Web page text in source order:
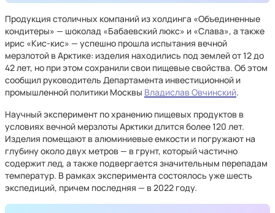
Продукция столичных компаний из холдинга «Объединенные
кондитеры» — шоколад «Бабаевский люкс» и «Слава», а также
ирис «Кис-кис» — успешно прошла испытания вечной
мерзлотой в Арктике: изделия находились под землей от 12 до
42 лет, но при этом сохранили свои пищевые свойства. Об этом
сообщил руководитель Департамента инвестиционной и
промышленной политики Москвы Владислав Овчинский.
Научный эксперимент по хранению пищевых продуктов в
условиях вечной мерзлоты Арктики длится более 120 лет.
Изделия помещают в алюминиевые емкости и погружают на
глубину около двух метров — в грунт, который частично
содержит лед, а также подвергается значительным перепадам
температур. В рамках эксперимента состоялось уже шесть
экспедиций, причем последняя — в 2022 году.